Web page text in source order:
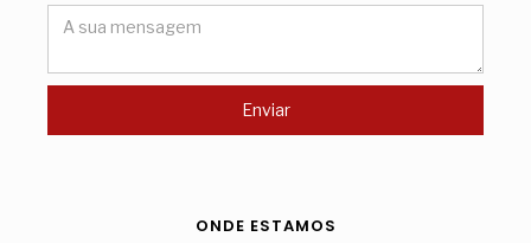
ONDE ESTAMOS